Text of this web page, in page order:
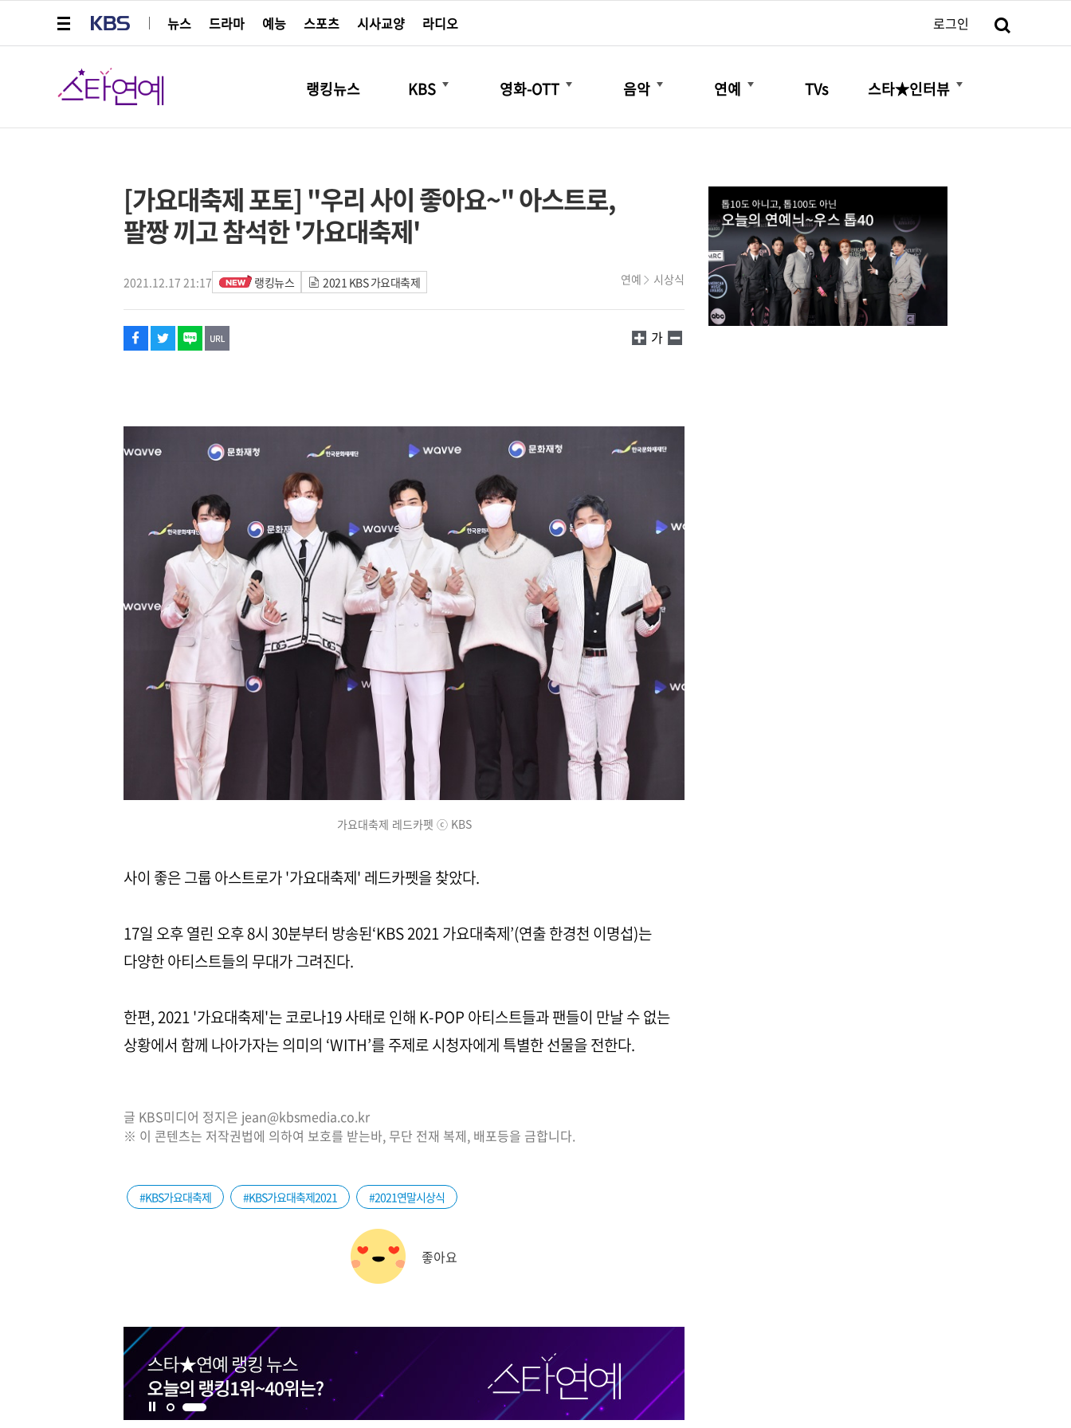
뉴스
드라마 예능 스포츠 시사교양 라디오 로그인
스타연예
랭킹뉴스 KBS
더보기
영화-OTT
더보기
음악
더보기
연예
더보기
TVs 스타★인터뷰
더보기
[가요대축제 포토] "우리 사이 좋아요~" 아스트로,
팔짱 끼고 참석한 '가요대축제'
2021.12.17 21:17 랭킹뉴스 2021 KBS 가요대축제 연예 시상식
페이스북
트위터
네이버
URL복사
글씨 작게보기
가
글씨 크게보기
가요대축제 레드카펫 ⓒ KBS
사이 좋은 그룹 아스트로가 '가요대축제' 레드카펫을 찾았다.
17일 오후 열린 오후 8시 30분부터 방송된‘KBS 2021 가요대축제’(연출 한경천 이명섭)는
다양한 아티스트들의 무대가 그려진다.
한편, 2021 '가요대축제'는 코로나19 사태로 인해 K-POP 아티스트들과 팬들이 만날 수 없는
상황에서 함께 나아가자는 의미의 ‘WITH’를 주제로 시청자에게 특별한 선물을 전한다.
글 KBS미디어 정지은 jean@kbsmedia.co.kr
※ 이 콘텐츠는 저작권법에 의하여 보호를 받는바, 무단 전재 복제, 배포등을 금합니다.
해시태그
#KBS가요대축제 #KBS가요대축제2021 #2021연말시상식
좋아요
1번 배너 보기 2번 배너 보기
스타박스